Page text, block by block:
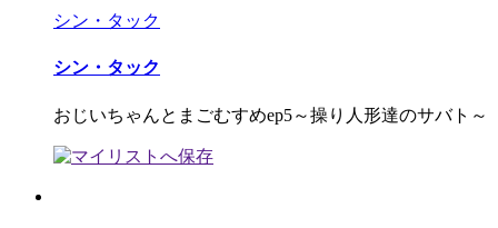
シン・タック
シン・タック
おじいちゃんとまごむすめep5～操り人形達のサバト～